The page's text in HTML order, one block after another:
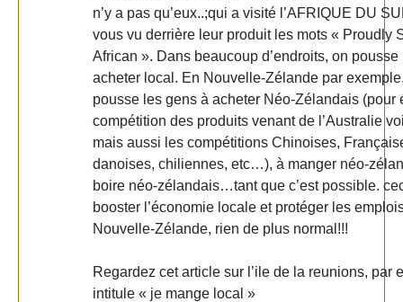
n’y a pas qu’eux..;qui a visité l’AFRIQUE DU
vous vu derrière leur produit les mots « Proudly
African ». Dans beaucoup d’endroits, on
acheter local. En Nouvelle-Zélande par
pousse les gens à acheter Néo-Zélandais (pour
compétition des produits venant de l’Australie
mais aussi les compétitions Chinoises,
danoises, chiliennes, etc…), à manger néo-
boire néo-zélandais…tant que c’est possible.
booster l’économie locale et protéger les
Nouvelle-Zélande, rien de plus normal!!!
Regardez cet article sur l’ile de la reunions, par
intitule « je mange local »